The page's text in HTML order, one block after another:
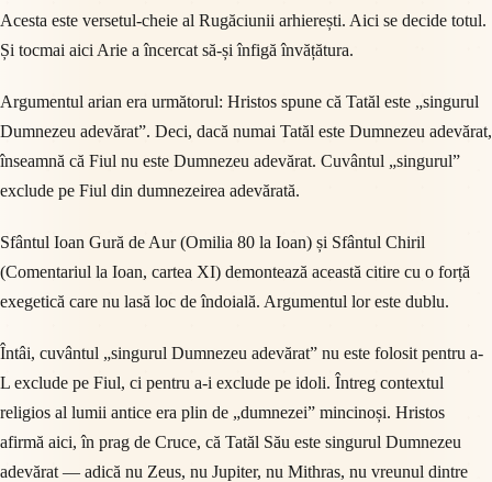
Acesta este versetul-cheie al Rugăciunii arhierești. Aici se decide totul.
Și tocmai aici Arie a încercat să-și înfigă învățătura.
Argumentul arian era următorul: Hristos spune că Tatăl este „singurul
Dumnezeu adevărat”. Deci, dacă numai Tatăl este Dumnezeu adevărat,
înseamnă că Fiul nu este Dumnezeu adevărat. Cuvântul „singurul”
exclude pe Fiul din dumnezeirea adevărată.
Sfântul Ioan Gură de Aur (Omilia 80 la Ioan) și Sfântul Chiril
(Comentariul la Ioan, cartea XI) demontează această citire cu o forță
exegetică care nu lasă loc de îndoială. Argumentul lor este dublu.
Întâi, cuvântul „singurul Dumnezeu adevărat” nu este folosit pentru a-
L exclude pe Fiul, ci pentru a-i exclude pe idoli. Întreg contextul
religios al lumii antice era plin de „dumnezei” mincinoși. Hristos
afirmă aici, în prag de Cruce, că Tatăl Său este singurul Dumnezeu
adevărat — adică nu Zeus, nu Jupiter, nu Mithras, nu vreunul dintre